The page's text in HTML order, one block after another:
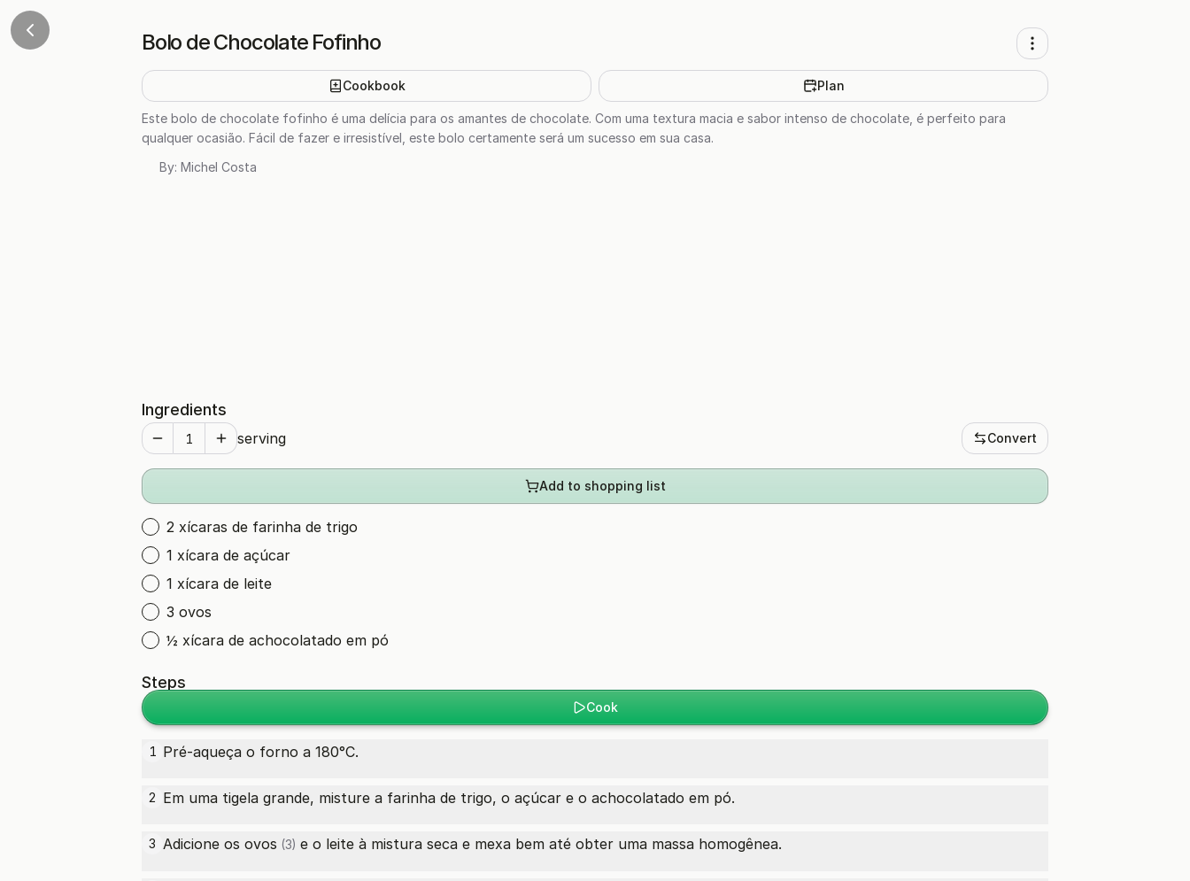
Bolo de Chocolate Fofinho
Cookbook Plan
Este bolo de chocolate fofinho é uma delícia para os amantes de chocolate. Com uma textura macia e sabor intenso de chocolate, é perfeito para
qualquer ocasião. Fácil de fazer e irresistível, este bolo certamente será um sucesso em sua casa.
By: Michel Costa
Ingredients
serving Convert
Add to shopping list
2 xícaras de farinha de trigo
1 xícara de açúcar
1 xícara de leite
3 ovos
½ xícara de achocolatado em pó
Steps
Cook
1 Pré-aqueça o forno a 180°C.
2 Em uma tigela grande, misture a farinha de trigo, o açúcar e o achocolatado em pó.
3 Adicione os ovos (3) e o leite à mistura seca e mexa bem até obter uma massa homogênea.